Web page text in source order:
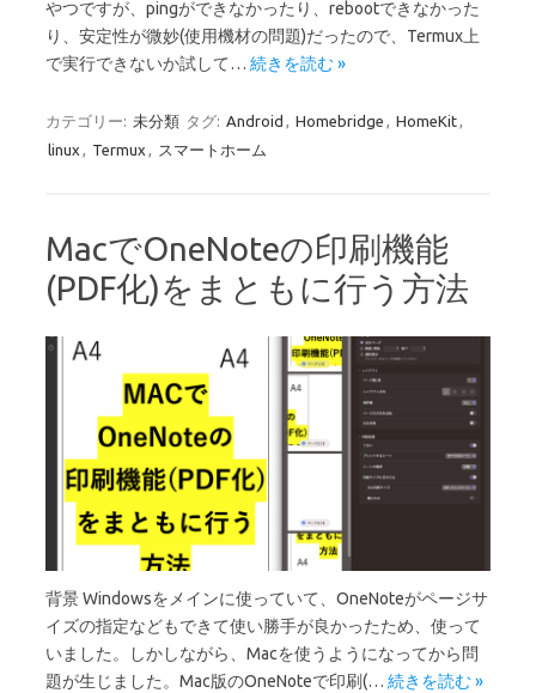
やつですが、pingができなかったり、rebootできなかった
り、安定性が微妙(使用機材の問題)だったので、Termux上
で実行できないか試して… 続きを読む »
カテゴリー: 未分類 タグ: Android , Homebridge , HomeKit,
linux , Termux , スマートホーム
MacでOneNoteの印刷機能
(PDF化)をまともに行う方法
背景 Windowsをメインに使っていて、OneNoteがページサ
イズの指定などもできて使い勝手が良かったため、使って
いました。しかしながら、Macを使うようになってから問
題が生じました。Mac版のOneNoteで印刷(… 続きを読む »